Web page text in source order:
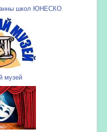
школ ЮНЕСКО
музей